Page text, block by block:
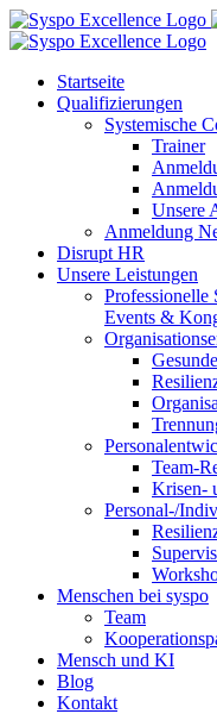
Zum
Inhalt
Startseite
Qualifizierungen
Systemische
Trainer
Unsere
Anmeldung
Disrupt HR
Unsere Leistungen
Professionelle
Events &
Team-
Krisen-
Personal-/
Menschen bei syspo
Team
Mensch und KI
Blog
Kontakt